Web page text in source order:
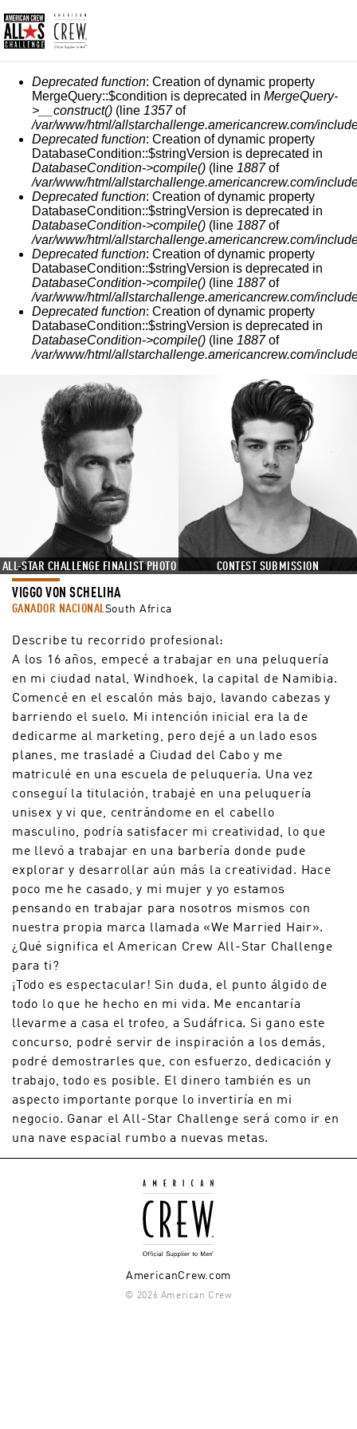
MENSAJE DE ERROR
Deprecated function: Creation of dynamic property
MergeQuery::$condition is deprecated in MergeQuery-
>__construct() (line 1357of
/var/www/html/allstarchallenge.americancrew.com/
Deprecated function: Creation of dynamic property
DatabaseCondition::$stringVersion is deprecated in
DatabaseCondition->compile() (line 1887of
/var/www/html/allstarchallenge.americancrew.com/
Deprecated function: Creation of dynamic property
DatabaseCondition::$stringVersion is deprecated in
DatabaseCondition->compile() (line 1887of
/var/www/html/allstarchallenge.americancrew.com/
Deprecated function: Creation of dynamic property
DatabaseCondition::$stringVersion is deprecated in
DatabaseCondition->compile() (line 1887of
/var/www/html/allstarchallenge.americancrew.com/
Deprecated function: Creation of dynamic property
DatabaseCondition::$stringVersion is deprecated in
DatabaseCondition->compile() (line 1887of
/var/www/html/allstarchallenge.americancrew.com/
ALL-STAR CHALLENGE FINALIST PHOTO CONTEST SUBMISSION
VIGGO VON SCHELIHA
GANADOR NACIONAL South Africa
Describe tu recorrido profesional:
A los 16 años, empecé a trabajar en una peluquería
en mi ciudad natal, Windhoek, la capital de Namibia.
Comencé en el escalón más bajo, lavando cabezas y
barriendo el suelo. Mi intención inicial era la de
dedicarme al marketing, pero dejé a un lado esos
planes, me trasladé a Ciudad del Cabo y me
matriculé en una escuela de peluquería. Una vez
conseguí la titulación, trabajé en una peluquería
unisex y vi que, centrándome en el cabello
masculino, podría satisfacer mi creatividad, lo que
me llevó a trabajar en una barbería donde pude
explorar y desarrollar aún más la creatividad. Hace
poco me he casado, y mi mujer y yo estamos
pensando en trabajar para nosotros mismos con
nuestra propia marca llamada «We Married Hair».
¿Qué significa el American Crew All-Star Challenge
para ti?
¡Todo es espectacular! Sin duda, el punto álgido de
todo lo que he hecho en mi vida. Me encantaría
llevarme a casa el trofeo, a Sudáfrica. Si gano este
concurso, podré servir de inspiración a los demás,
podré demostrarles que, con esfuerzo, dedicación y
trabajo, todo es posible. El dinero también es un
aspecto importante porque lo invertiría en mi
negocio. Ganar el All-Star Challenge será como ir en
una nave espacial rumbo a nuevas metas.
AmericanCrew.com
© 2026 American Crew